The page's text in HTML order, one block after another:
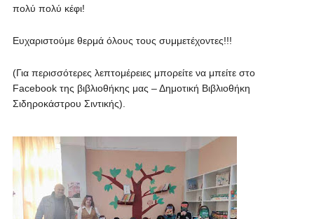
πολύ πολύ κέφι!
Ευχαριστούμε θερμά όλους τους συμμετέχοντες!!!
(Για περισσότερες λεπτομέρειες μπορείτε να μπείτε στο
Facebook της βιβλιοθήκης μας – Δημοτική Βιβλιοθήκη
Σιδηροκάστρου Σιντικής).